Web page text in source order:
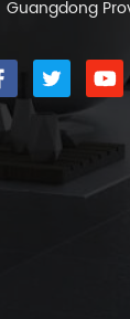
Guangdong